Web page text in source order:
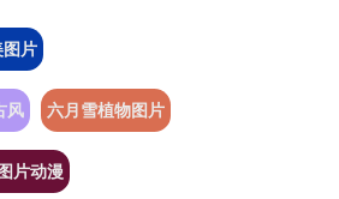
片
风 六月雪植物图片
片动漫